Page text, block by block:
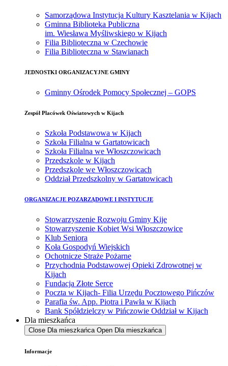
Samorządowa Instytucja Kultury Kasztelania w Kijach
Gminna Biblioteka Publiczna
im. Wiesława Myśliwskiego w Kijach
Filia Biblioteczna w Czechowie
Filia Biblioteczna w Stawianach
JEDNOSTKI ORGANIZACYJNE GMINY
Gminny Ośrodek Pomocy Społecznej – GOPS
Zespół Placówek Oświatowych w Kijach
Szkoła Podstawowa w Kijach
Szkoła Filialna w Gartatowicach
Szkoła Filialna we Włoszczowicach
Przedszkole w Kijach
Przedszkole we Włoszczowicach
Oddział Przedszkolny w Gartatowicach
ORGANIZACJE POZARZĄDOWE I INSTYTUCJE
Stowarzyszenie Rozwoju Gminy Kije
Stowarzyszenie Kobiet Wsi Włoszczowice
Klub Seniora
Koła Gospodyń Wiejskich
Ochotnicze Straże Pożarne
Przychodnia Podstawowej Opieki Zdrowotnej w
Kijach
Fundacja Złote Serce
Poczta w Kijach- Filia Urzędu Pocztowego Pińczów
Parafia św. App. Piotra i Pawła w Kijach
Bank Spółdzielczy w Pińczowie Oddział w Kijach
Dla mieszkańca
Close Dla mieszkańca Open Dla mieszkańca
Informacje